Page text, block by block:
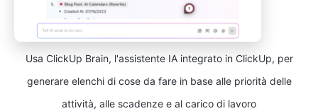
Usa ClickUp Brain, l'assistente IA integrato in ClickUp, per
generare elenchi di cose da fare in base alle priorità delle
attività, alle scadenze e al carico di lavoro